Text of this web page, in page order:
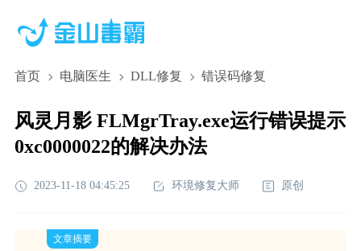
首页 电脑医生 DLL修复 错误码修复
风灵月影 FLMgrTray.exe运行错误提示
0xc0000022的解决办法
2023-11-18 04:45:25 环境修复大师 原创
文章摘要